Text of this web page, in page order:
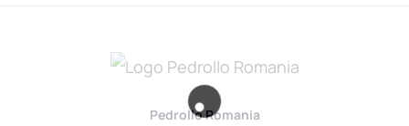
Pedrollo Romania